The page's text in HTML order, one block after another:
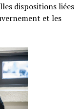
dispositions liées
et les